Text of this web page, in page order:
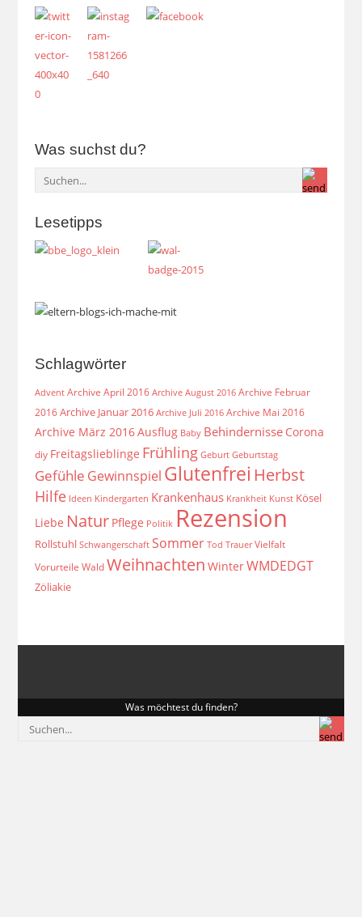
Was suchst du?
Lesetipps
Schlagwörter
Advent Archive April 2016 Archive August 2016 Archive Februar
2016 Archive Januar 2016 Archive Juli 2016 Archive Mai 2016
Archive März 2016Ausflug Baby Behindernisse Corona
diy Freitagslieblinge Frühling Geburt Geburtstag
Gefühle Gewinnspiel Glutenfrei Herbst
Hilfe Ideen Kindergarten Krankenhaus Krankheit Kunst Kösel
Liebe Natur Pflege Politik Rezension
Rollstuhl Schwangerschaft Sommer Tod Trauer Vielfalt
Vorurteile Wald Weihnachten WinterWMDEDGT
Zöliakie
Was möchtest du finden?